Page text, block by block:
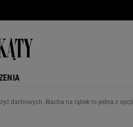
dachowych. Blacha na rąbek to jedna z opcji